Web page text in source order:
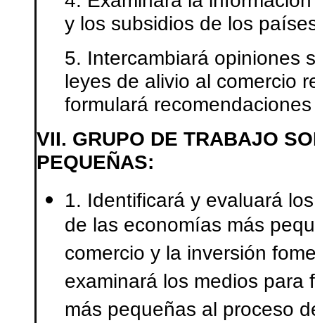
y los subsidios de los
5. Intercambiará opiniones
leyes de alivio al comercio
formulará
VII. GRUPO DE TRABAJO
PEQUEÑAS:
1. Identificará y evaluará
de las economías más
comercio y la inversión
examinará los medios
más pequeñas al proceso